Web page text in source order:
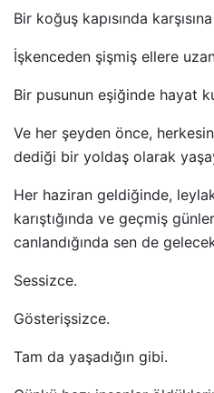
Bir koğuş kapısında
İşkenceden şişmiş ellere
Bir pusunun eşiğinde hayat
Ve her şeyden önce,
dediği bir yoldaş olarak
Her haziran geldiğinde,
karıştığında ve geçmiş
canlandığında sen de
Sessizce.
Gösterişsizce.
Tam da yaşadığın gibi.